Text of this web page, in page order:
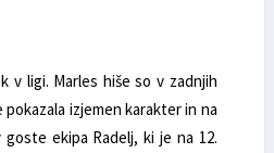
v ligi. Marles hiše so v zadnjih
izjemen karakter in na
ekipa Radelj, ki je na 12.